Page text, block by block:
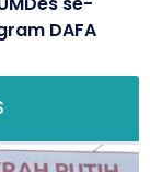
DAFA